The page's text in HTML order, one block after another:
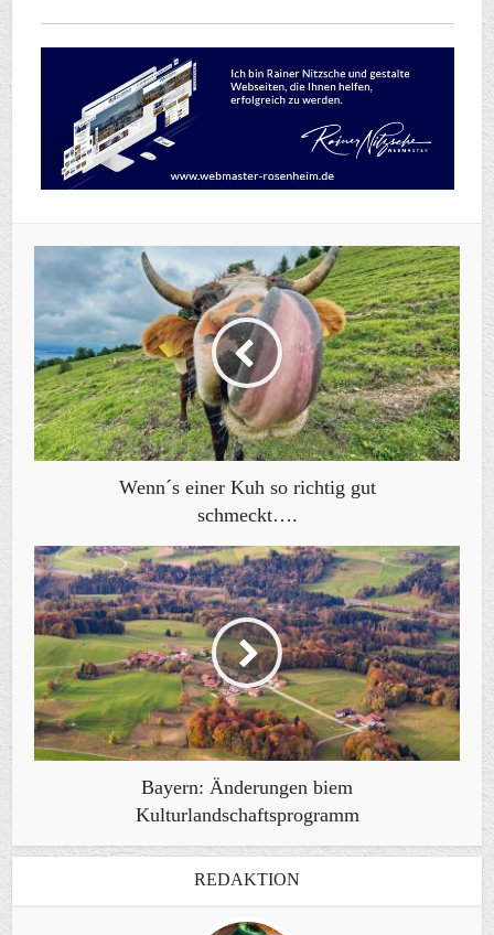
Wenn´s einer Kuh so richtig gut
schmeckt….
Bayern: Änderungen biem
Kulturlandschaftsprogramm
REDAKTION